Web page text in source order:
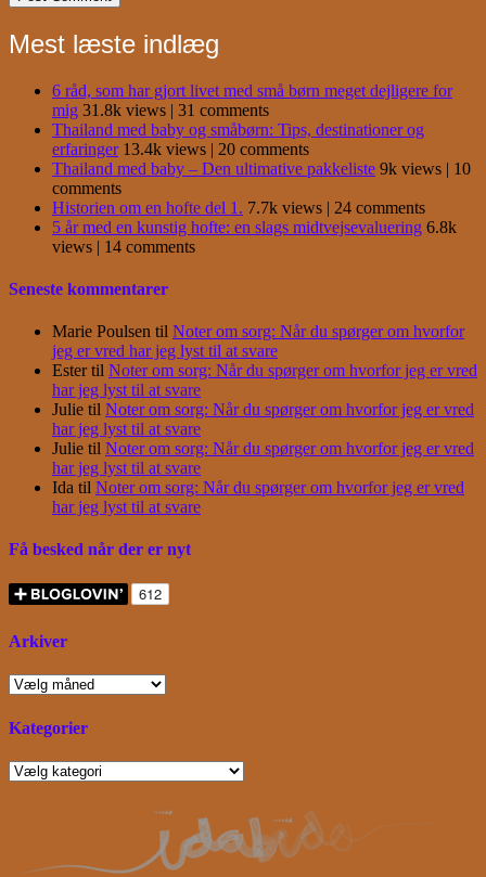
Mest læste indlæg
6 råd, som har gjort livet med små børn meget dejligere for
mig 31.8k views | 31 comments
Thailand med baby og småbørn: Tips, destinationer og
erfaringer 13.4k views | 20 comments
Thailand med baby – Den ultimative pakkeliste 9k views | 10
comments
Historien om en hofte del 1. 7.7k views | 24 comments
5 år med en kunstig hofte: en slags midtvejsevaluering 6.8k
views | 14 comments
Seneste kommentarer
Marie Poulsen til Noter om sorg: Når du spørger om hvorfor
jeg er vred har jeg lyst til at svare
Estertil Noter om sorg: Når du spørger om hvorfor jeg er vred
har jeg lyst til at svare
Julie til Noter om sorg: Når du spørger om hvorfor jeg er vred
har jeg lyst til at svare
Julie til Noter om sorg: Når du spørger om hvorfor jeg er vred
har jeg lyst til at svare
Ida til Noter om sorg: Når du spørger om hvorfor jeg er vred
har jeg lyst til at svare
Få besked når der er nyt
Arkiver
Arkiver
Kategorier
Kategorier